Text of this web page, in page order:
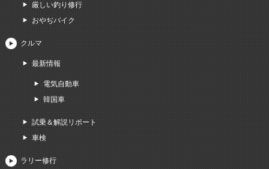
厳しい釣り修行
おやぢバイク
クルマ
最新情報
電気自動車
韓国車
試乗＆解説リポート
車検
ラリー修行